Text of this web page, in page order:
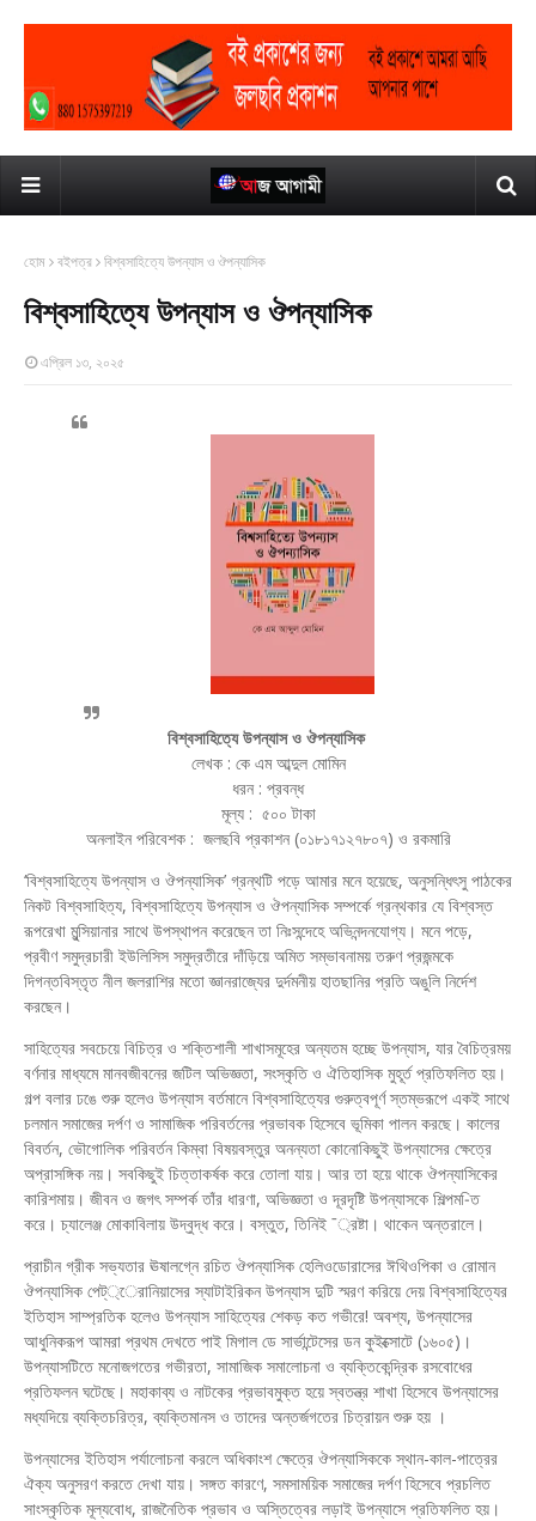
হোম বইপত্র বিশ্বসাহিত্যে উপন্যাস ও ঔপন্যাসিক
বিশ্বসাহিত্যে উপন্যাস ও ঔপন্যাসিক
এপ্রিল ১৩, ২০২৫
বিশ্বসাহিত্যে উপন্যাস ও ঔপন্যাসিক
লেখক : কে এম আব্দুল মোমিন
ধরন : প্রবন্ধ
মূল্য : ৫০০ টাকা
অনলাইন পরিবেশক : জলছবি প্রকাশন (০১৮১৭১২৭৮০৭) ও রকমারি
‘বিশ্বসাহিত্যে উপন্যাস ও ঔপন্যাসিক’ গ্রন্থটি পড়ে আমার মনে হয়েছে, অনুসন্ধিৎসু পাঠকের
নিকট বিশ্বসাহিত্য, বিশ্বসাহিত্যে উপন্যাস ও ঔপন্যাসিক সম্পর্কে গ্রন্থকার যে বিশ্বস্ত
রূপরেখা মুন্সিয়ানার সাথে উপস্থাপন করেছেন তা নিঃসন্দেহে অভিনন্দনযোগ্য। মনে পড়ে,
প্রবীণ সমুদ্রচারী ইউলিসিস সমুদ্রতীরে দাঁড়িয়ে অমিত সম্ভাবনাময় তরুণ প্রজন্মকে
দিগন্তবিস্তৃত নীল জলরাশির মতো জ্ঞানরাজ্যের দুর্দমনীয় হাতছানির প্রতি অঙুলি নির্দেশ
করছেন।
সাহিত্যের সবচেয়ে বিচিত্র ও শক্তিশালী শাখাসমূহের অন্যতম হচ্ছে উপন্যাস, যার বৈচিত্রময়
বর্ণনার মাধ্যমে মানবজীবনের জটিল অভিজ্ঞতা, সংস্কৃতি ও ঐতিহাসিক মুহূর্ত প্রতিফলিত হয়।
গল্প বলার ঢঙে শুরু হলেও উপন্যাস বর্তমানে বিশ্বসাহিত্যের গুরুত্বপূর্ণ স্তম্ভরূপে একই সাথে
চলমান সমাজের দর্পণ ও সামাজিক পরিবর্তনের প্রভাবক হিসেবে ভূমিকা পালন করছে। কালের
বিবর্তন, ভৌগোলিক পরিবর্তন কিম্বা বিষয়বস্তুর অনন্যতা কোনোকিছুই উপন্যাসের ক্ষেত্রে
অপ্রাসঙ্গিক নয়। সবকিছুই চিত্তাকর্ষক করে তোলা যায়। আর তা হয়ে থাকে ঔপন্যাসিকের
কারিশমায়। জীবন ও জগৎ সম্পর্ক তাঁর ধারণা, অভিজ্ঞতা ও দূরদৃষ্টি উপন্যাসকে শিল্পম-িত
করে। চ্যালেঞ্জ মোকাবিলায় উদ্বুদ্ধ করে। বস্তুত, তিনিই ¯্রষ্টা। থাকেন অন্তরালে।
প্রাচীন গ্রীক সভ্যতার ঊষালগ্নে রচিত ঔপন্যাসিক হেলিওডোরাসের ঈথিওপিকা ও রোমান
ঔপন্যাসিক পেট্্েরানিয়াসের স্যাটাইরিকন উপন্যাস দুটি স্মরণ করিয়ে দেয় বিশ্বসাহিত্যের
ইতিহাস সাম্প্রতিক হলেও উপন্যাস সাহিত্যের শেকড় কত গভীরে! অবশ্য, উপন্যাসের
আধুনিকরূপ আমরা প্রথম দেখতে পাই মিগাল ডে সার্ভান্টেসের ডন কুইক্সোটে (১৬০৫)।
উপন্যাসটিতে মনোজগতের গভীরতা, সামাজিক সমালোচনা ও ব্যক্তিকেন্দ্রিক রসবোধের
প্রতিফলন ঘটেছে। মহাকাব্য ও নাটকের প্রভাবমুক্ত হয়ে স্বতন্ত্র শাখা হিসেবে উপন্যাসের
মধ্যদিয়ে ব্যক্তিচরিত্র, ব্যক্তিমানস ও তাদের অন্তর্জগতের চিত্রায়ন শুরু হয় ।
উপন্যাসের ইতিহাস পর্যালোচনা করলে অধিকাংশ ক্ষেত্রে ঔপন্যাসিককে স্থান-কাল-পাত্রের
ঐক্য অনুসরণ করতে দেখা যায়। সঙ্গত কারণে, সমসাময়িক সমাজের দর্পণ হিসেবে প্রচলিত
সাংস্কৃতিক মূল্যবোধ, রাজনৈতিক প্রভাব ও অস্তিত্বের লড়াই উপন্যাসে প্রতিফলিত হয়।